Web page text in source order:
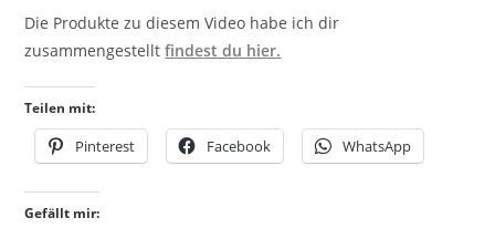
Die Produkte zu diesem Video habe ich dir
zusammengestelltfindest du hier.
Teilen mit:
Pinterest Facebook WhatsApp
Gefällt mir: